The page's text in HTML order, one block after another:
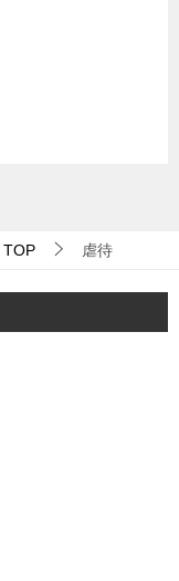
TOP 虐待